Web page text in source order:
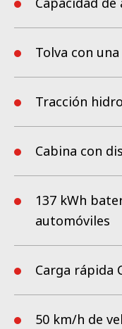
refiere a rendimiento y
adicionales,
cabina y dejando al
tiene por delante.
paredes laterales y
Tolva con
Tracción
Cabina con
137 kWh
automóviles
Carga rápida
50 km/h de